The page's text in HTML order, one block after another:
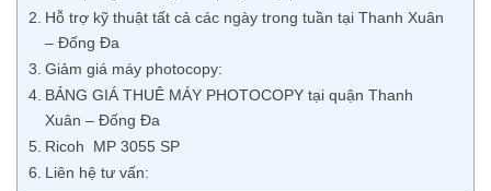
Hỗ trợ kỹ thuật tất cả các ngày trong tuần tại Thanh Xuân
– Đống Đa
Giảm giá máy photocopy:
BẢNG GIÁ THUÊ MÁY PHOTOCOPY tại quận Thanh
Xuân – Đống Đa
Ricoh MP 3055 SP
Liên hệ tư vấn: